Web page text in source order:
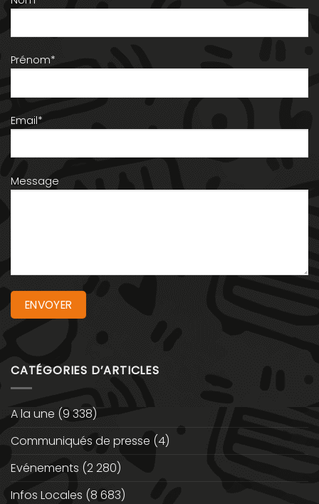
Prénom*
Email*
Message
CATÉGORIES D’ARTICLES
A la une (9 338)
Communiqués de presse (4)
Evénements (2 280)
Infos Locales (8 683)